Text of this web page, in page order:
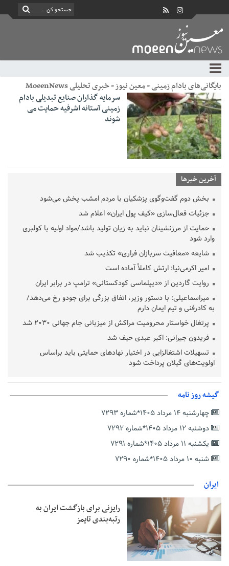
بایگانی‌های بادام زمینی - معین نیوز - خبری تحلیلی MoeenNews
سرمایه گذاران صنایع تبدیلی بادام
زمینی آستانه اشرفیه حمایت می
شوند
آخرین خبرها
بخش دوم گفت‌وگوی پزشکیان با مردم امشب پخش می‌شود
جزئیات فعال‌سازی «کیف پول ایران» اعلام شد
حمایت از مرزنشینان نباید به زیان تولید باشد/مواد اولیه با کولبری
وارد شود
شایعه «معافیت سربازان فراری» تکذیب شد
امیر اکرمی‌نیا: ارتش کاملاً آماده است
روایت گاردین از «دیپلماسی کودکستانی» ترامپ در برابر ایران
میراسماعیلی: با دستور وزیر، اتفاق بزرگی برای جودو رخ می‌دهد/
به کادرفنی و تیم ایمان دارم
پرتغال خواستار محرومیت مراکش از میزبانی جام جهانی ۲۰۳۰ شد
فریدون جیرانی: اکبر عبدی حیف شد
تسهیلات اشتغالزایی در اختیار نهادهای حمایتی باید براساس
اولویت‌های گیلان پرداخت شود
دفتر رهبر انقلاب: مطالب خارج از مراجع رسمی فاقد سندیت است
بقائی: فضای مذاکرات فنی و سیاسی ایران و عمان درباره تنگه هرمز،
مثبت است
رئیس سازمان جهاد کشاورزی استان: کشاورزان گیلان نسبت به
دریافت یارانه کود اقدام کنند
گیشه روز نامه
چهارشنبه ۱۴ مرداد ۱۴۰۵*شماره ۷۲۹۳
دوشنبه ۱۲ مرداد ۱۴۰۵*شماره ۷۲۹۲
یکشنبه ۱۱ مرداد ۱۴۰۵*شماره ۷۲۹۱
شنبه ۱۰ مرداد ۱۴۰۵*شماره ۷۲۹۰
ایران
رایزنی برای بازگشت ایران به
رتبه‌بندی تایمز